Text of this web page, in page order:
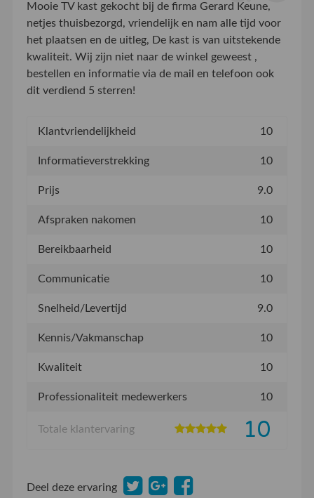
Mooie TV kast gekocht bij de firma Gerard Keune,
netjes thuisbezorgd, vriendelijk en nam alle tijd voor
het plaatsen en de uitleg, De kast is van uitstekende
kwaliteit. Wij zijn niet naar de winkel geweest ,
bestellen en informatie via de mail en telefoon ook
dit verdiend 5 sterren!
Klantvriendelijkheid 10
Informatieverstrekking 10
Prijs 9.0
Afspraken nakomen 10
Bereikbaarheid 10
Communicatie 10
Snelheid/Levertijd 9.0
Kennis/Vakmanschap 10
Kwaliteit 10
Professionaliteit medewerkers 10
Totale klantervaring 10
Deel deze ervaring